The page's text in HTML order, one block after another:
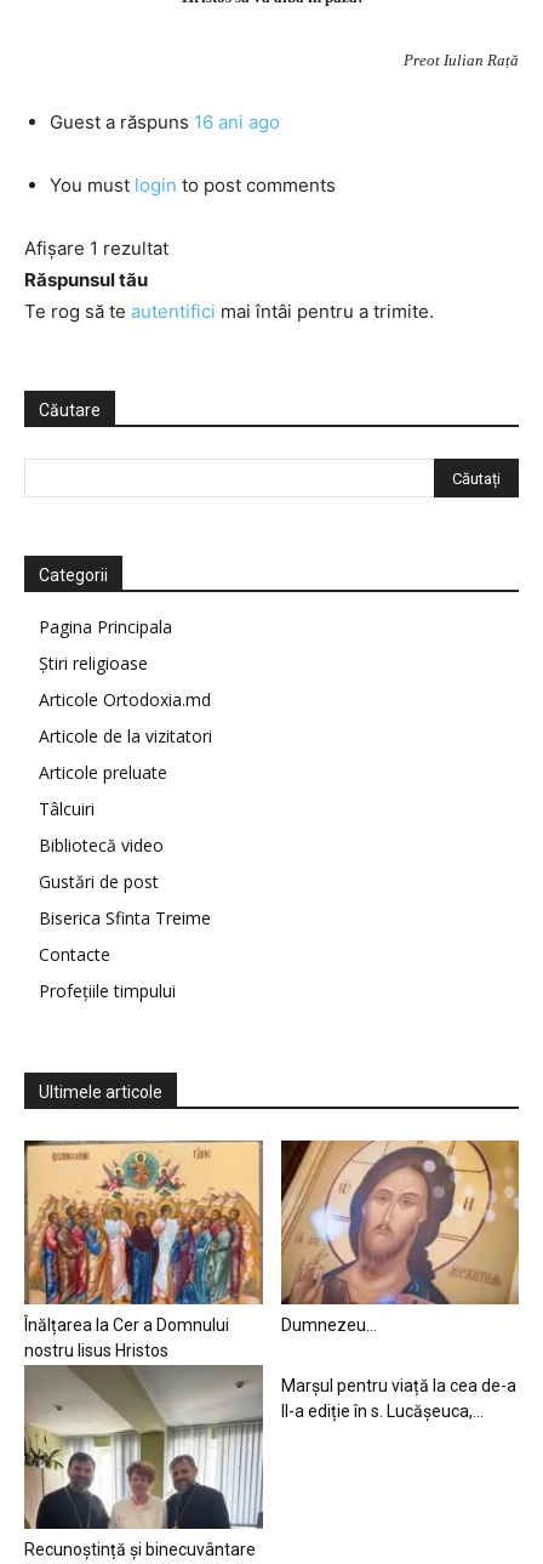
Preot Iulian Rață
Guest a răspuns 16 ani ago
You must login to post comments
Afișare 1 rezultat
Răspunsul tău
Te rog să te autentifici mai întâi pentru a trimite.
Căutare
Categorii
Pagina Principala
Știri religioase
Articole Ortodoxia.md
Articole de la vizitatori
Articole preluate
Tâlcuiri
Bibliotecă video
Gustări de post
Biserica Sfinta Treime
Contacte
Profețiile timpului
Ultimele articole
Înălțarea la Cer a Domnului
nostru Iisus Hristos
Dumnezeu…
Recunoștință și binecuvântare
Marșul pentru viață la cea de-a
II-a ediție în s. Lucășeuca,...